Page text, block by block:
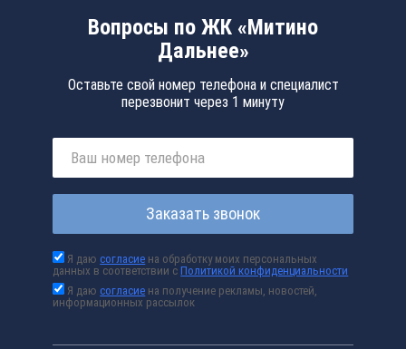
Вопросы по ЖК «Митино
Дальнее»
Оставьте свой номер телефона и специалист
перезвонит через 1 минуту
Заказать звонок
Я даюсогласие на обработку моих персональных
данных в соответствии сПолитикой конфиденциальности
Я даюсогласие на получение рекламы, новостей,
информационных рассылок